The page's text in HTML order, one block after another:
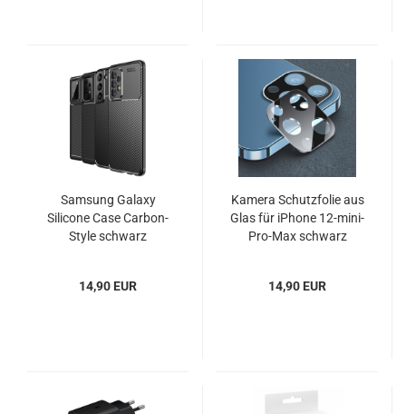
Samsung Galaxy
Silicone Case Carbon-
Style schwarz
14,90 EUR
Kamera Schutzfolie aus
Glas für iPhone 12-mini-
Pro-Max schwarz
14,90 EUR